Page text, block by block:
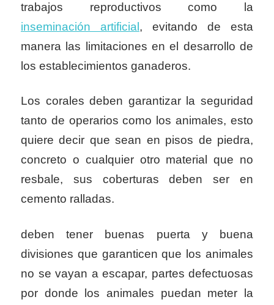
trabajos reproductivos como la
inseminación artificial , evitando de esta
manera las limitaciones en el desarrollo de
los establecimientos ganaderos.
Los corales deben garantizar la seguridad
tanto de operarios como los animales, esto
quiere decir que sean en pisos de piedra,
concreto o cualquier otro material que no
resbale, sus coberturas deben ser en
cemento ralladas.
deben tener buenas puerta y buena
divisiones que garanticen que los animales
no se vayan a escapar, partes defectuosas
por donde los animales puedan meter la